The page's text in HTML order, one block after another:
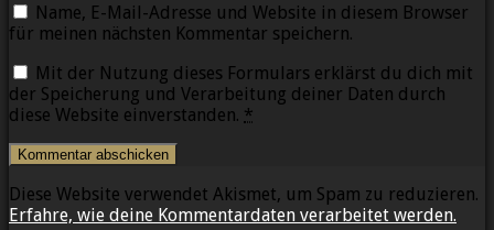
Name, E-Mail-Adresse und Website in diesem Browser
für meinen nächsten Kommentar speichern.
Mit der Nutzung dieses Formulars erklärst du dich mit
der Speicherung und Verarbeitung deiner Daten durch
diese Website einverstanden. *
Diese Website verwendet Akismet, um Spam zu reduzieren.
Erfahre, wie deine Kommentardaten verarbeitet werden.